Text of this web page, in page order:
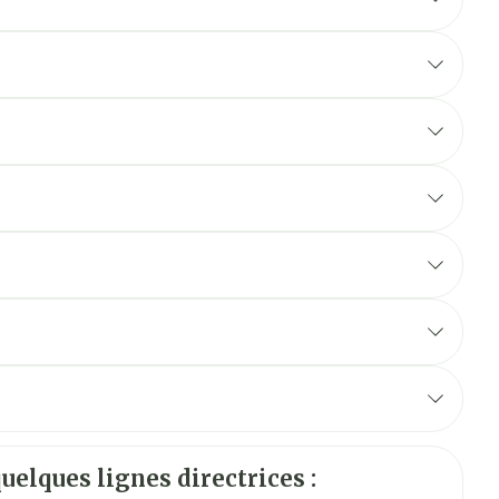
lignes directrices :